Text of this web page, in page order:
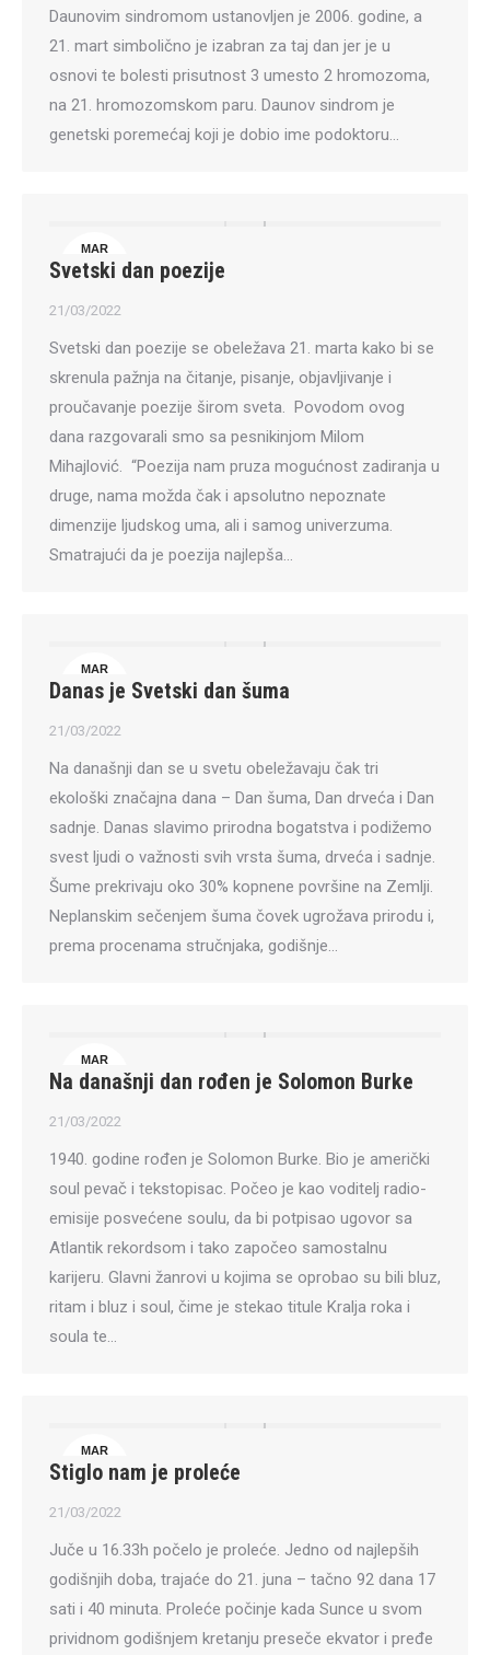
Daunovim sindromom ustanovljen je 2006. godine, a
21. mart simbolično je izabran za taj dan jer je u
osnovi te bolesti prisutnost 3 umesto 2 hromozoma,
na 21. hromozomskom paru. Daunov sindrom je
genetski poremećaj koji je dobio ime podoktoru…
MAR
21
Svetski dan poezije
21/03/2022
Svetski dan poezije se obeležava 21. marta kako bi se
skrenula pažnja na čitanje, pisanje, objavljivanje i
proučavanje poezije širom sveta. Povodom ovog
dana razgovarali smo sa pesnikinjom Milom
Mihajlović. “Poezija nam pruza mogućnost zadiranja u
druge, nama možda čak i apsolutno nepoznate
dimenzije ljudskog uma, ali i samog univerzuma.
Smatrajući da je poezija najlepša…
MAR
21
Danas je Svetski dan šuma
21/03/2022
Na današnji dan se u svetu obeležavaju čak tri
ekološki značajna dana – Dan šuma, Dan drveća i Dan
sadnje. Danas slavimo prirodna bogatstva i podižemo
svest ljudi o važnosti svih vrsta šuma, drveća i sadnje.
Šume prekrivaju oko 30% kopnene površine na Zemlji.
Neplanskim sečenjem šuma čovek ugrožava prirodu i,
prema procenama stručnjaka, godišnje…
MAR
21
Na današnji dan rođen je Solomon Burke
21/03/2022
1940. godine rođen je Solomon Burke. Bio je američki
soul pevač i tekstopisac. Počeo je kao voditelj radio-
emisije posvećene soulu, da bi potpisao ugovor sa
Atlantik rekordsom i tako započeo samostalnu
karijeru. Glavni žanrovi u kojima se oprobao su bili bluz,
ritam i bluz i soul, čime je stekao titule Kralja roka i
soula te…
MAR
21
Stiglo nam je proleće
21/03/2022
Juče u 16.33h počelo je proleće. Jedno od najlepših
godišnjih doba, trajaće do 21. juna – tačno 92 dana 17
sati i 40 minuta. Proleće počinje kada Sunce u svom
prividnom godišnjem kretanju preseče ekvator i pređe